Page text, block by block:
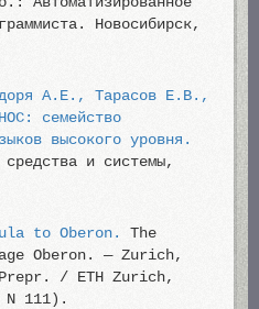
Новосибирск,
А.Е., Тарасов Е.В.,
семейство
высокого уровня.
средства и системы,
to Oberon.
The
Oberon. — Zurich,
/ ETH Zurich,
111).